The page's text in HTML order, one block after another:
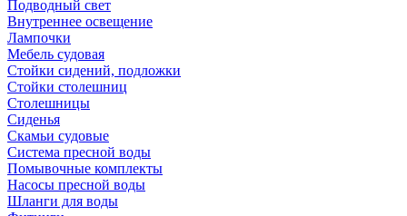
Подводный свет
Внутреннее освещение
Лампочки
Мебель судовая
Стойки сидений, подложки
Стойки столешниц
Столешницы
Сиденья
Скамьи судовые
Система пресной воды
Помывочные комплекты
Насосы пресной воды
Шланги для воды